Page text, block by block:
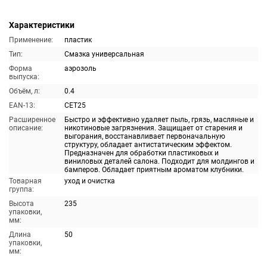
Характеристики
Применение:
пластик
Тип:
Смазка универсальная
Форма
выпуска:
аэрозоль
Объём, л:
0.4
EAN-13:
CET25
Расширенное
описание:
Быстро и эффективно удаляет пыль, грязь, масляные и
никотиновые загрязнения. Защищает от старения и
выгорания, восстанавливает первоначальную
структуру, обладает антистатическим эффектом.
Предназначен для обработки пластиковых и
виниловых деталей салона. Подходит для молдингов и
бамперов. Обладает приятным ароматом клубники.
Товарная
группа:
уход и очистка
Высота
упаковки,
мм:
235
Длина
упаковки,
мм:
50